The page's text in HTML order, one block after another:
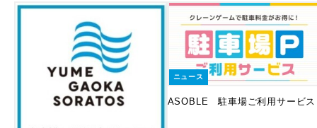
ニュース
ASOBLE 駐車場ご利用サービス